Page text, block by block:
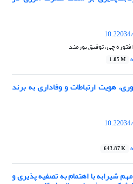
چی، توفیق پورمند
1.05 M
هویت ارتباطات و وفاداری به برند
643.87 K
شیرابه با اهتمام به تصفیه پذیری و